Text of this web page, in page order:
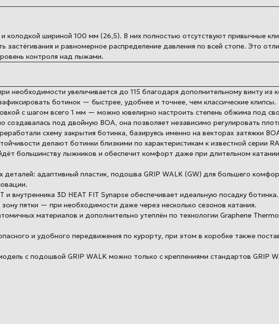
колодкой шириной 100 мм (26,5). В них полностью отсутствуют привычные
застёгивания и равномерное распределение давления по всей стопе. Это
контроля над лыжами.
необходимости увеличивается до 115 благодаря дополнительному винту из
ботинок — быстрее, удобнее и точнее, чем классические клипсы.
с шагом всего 1 мм — можно ювелирно настроить степень обжима под
создавалась под двойную BOA, она позволяет независимо регулировать
схему закрытия ботинка, базируясь именно на векторах затяжки
делают ботинки близкими по характеристикам к известной серии
большинству лыжников и обеспечит комфорт даже при длительном
адаптивный пластик, подошва GRIP WALK (GW) для большего
внутренника 3D HEAT FIT Synapse обеспечивает идеальную посадку ботинка.
пятки — при необходимости даже через несколько сезонов катания.
материалов и дополнительно утеплён по технологии Graphene
и удобного передвижения по курорту, при этом в коробке также
с подошвой GRIP WALK можно только с креплениями стандартов GRIP